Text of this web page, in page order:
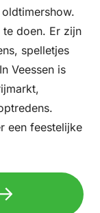
doen. Er zijn
spelletjes
Veessen is
een feestelijke